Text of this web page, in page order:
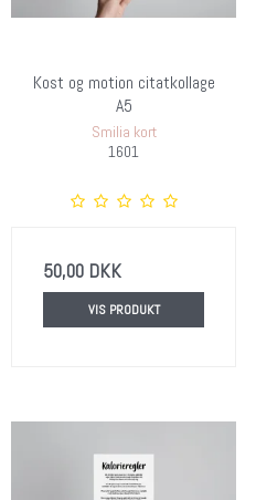
Kost og motion citatkollage
A5
Smilia kort
1601
50,00 DKK
VIS PRODUKT